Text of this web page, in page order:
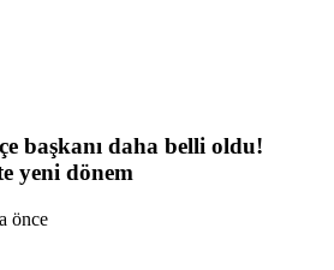
başkanı daha belli oldu!
yeni dönem
önce